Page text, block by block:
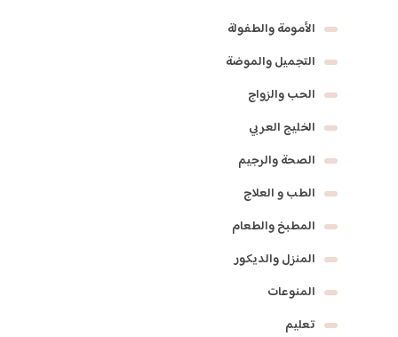
الأمومة والطفولة
التجميل والموضة
الحب والزواج
الخليج العربي
الصحة والرجيم
الطب و العلاج
المطبخ والطعام
المنزل والديكور
المنوعات
تعليم